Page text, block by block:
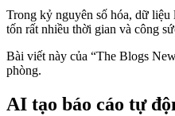
Trong kỷ nguyên số hóa, dữ
tốn rất nhiều thời gian và công
Bài viết này của “The Blogs
phòng.
AI tạo báo cáo tự